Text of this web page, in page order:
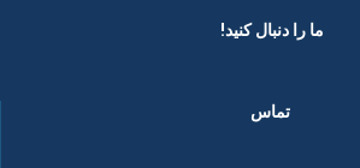
ما را دنبال کنید! ​
تماس